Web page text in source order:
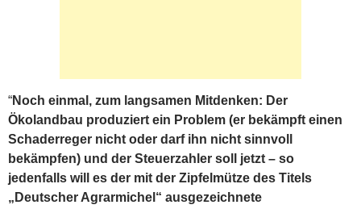
“Noch einmal, zum langsamen Mitdenken: Der
Ökolandbau produziert ein Problem (er bekämpft einen
Schaderreger nicht oder darf ihn nicht sinnvoll
bekämpfen) und der Steuerzahler soll jetzt – so
jedenfalls will es der mit der Zipfelmütze des Titels
„Deutscher Agrarmichel“ ausgezeichnete